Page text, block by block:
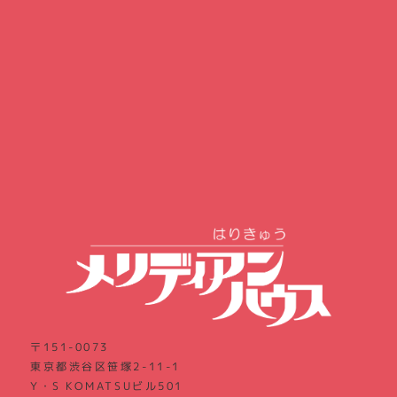
〒151-0073
東京都渋谷区笹塚2-11-1
Y・S KOMATSUビル501